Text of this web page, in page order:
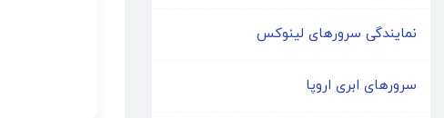
نمایندگی سرورهای لینوکس
سرورهای ابری اروپا